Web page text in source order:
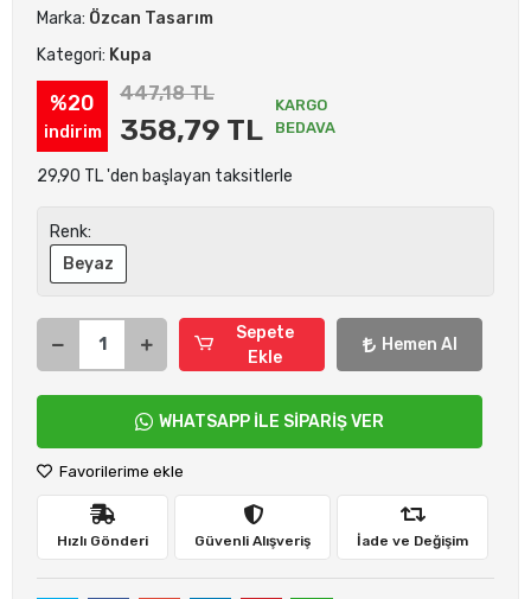
Marka: Özcan Tasarım
Kategori: Kupa
%20
indirim
447,18 TL
358,79 TL
KARGO
BEDAVA
29,90 TL 'den başlayan taksitlerle
Renk:
Beyaz
Sepete
Ekle
Hemen Al
WHATSAPP İLE SİPARİŞ VER
Favorilerime ekle
Hızlı Gönderi Güvenli Alışveriş İade ve Değişim